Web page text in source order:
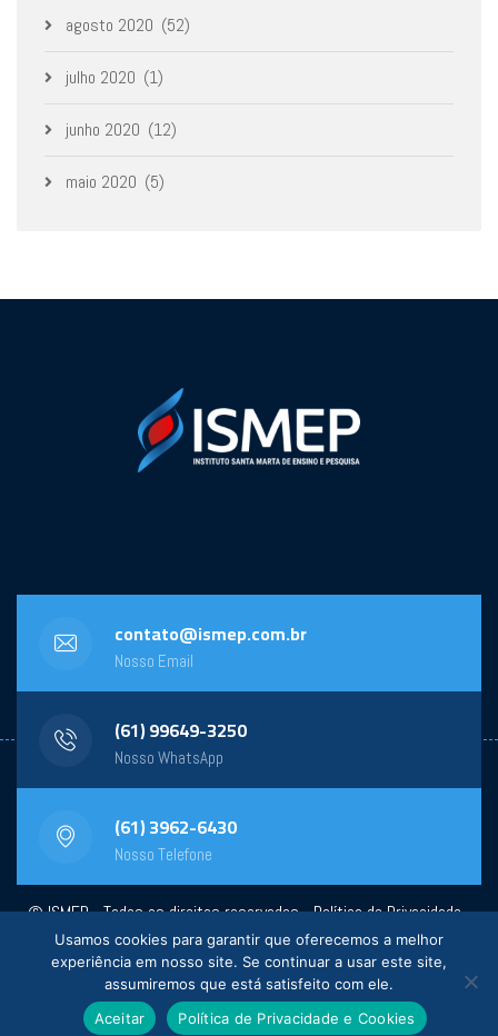
agosto 2020 (52)
julho 2020 (1)
junho 2020 (12)
maio 2020 (5)
contato@ismep.com.br
Nosso Email
(61) 99649-3250
Nosso WhatsApp
(61) 3962-6430
Nosso Telefone
© ISMEP - Todos os direitos reservados -Política de Privacidade-
Powered by:General Design
Usamos cookies para garantir que oferecemos a melhor
experiência em nosso site. Se continuar a usar este site,
assumiremos que está satisfeito com ele.
Aceitar
Política de Privacidade e Cookies